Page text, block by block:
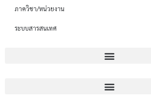
ภาควิชา/หน่วยงาน
ระบบสารสนเทศ